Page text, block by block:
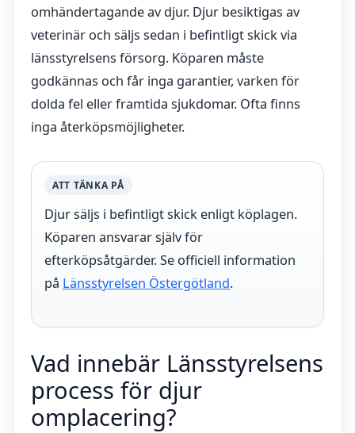
omhändertagande av djur. Djur besiktigas av
veterinär och säljs sedan i befintligt skick via
länsstyrelsens försorg. Köparen måste
godkännas och får inga garantier, varken för
dolda fel eller framtida sjukdomar. Ofta finns
inga återköpsmöjligheter.
ATT TÄNKA PÅ
Djur säljs i befintligt skick enligt köplagen.
Köparen ansvarar själv för
efterköpsåtgärder. Se officiell information
på Länsstyrelsen Östergötland.
Vad innebär Länsstyrelsens
process för djur
omplacering?